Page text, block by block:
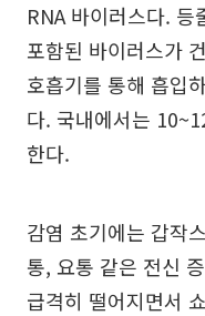
RNA 바이러스다. 등
포함된 바이러스가
호흡기를 통해 흡입
다. 국내에서는
한다.
감염 초기에는 갑작
통, 요통 같은 전신
급격히 떨어지면서